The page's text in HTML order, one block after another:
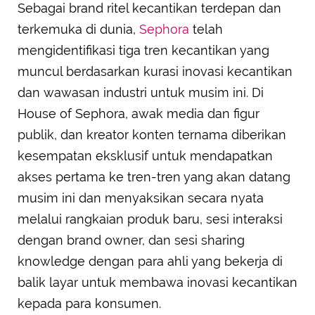
Sebagai brand ritel kecantikan terdepan dan
terkemuka di dunia, Sephora telah
mengidentifikasi tiga tren kecantikan yang
muncul berdasarkan kurasi inovasi kecantikan
dan wawasan industri untuk musim ini. Di
House of Sephora, awak media dan figur
publik, dan kreator konten ternama diberikan
kesempatan eksklusif untuk mendapatkan
akses pertama ke tren-tren yang akan datang
musim ini dan menyaksikan secara nyata
melalui rangkaian produk baru, sesi interaksi
dengan brand owner, dan sesi sharing
knowledge dengan para ahli yang bekerja di
balik layar untuk membawa inovasi kecantikan
kepada para konsumen.